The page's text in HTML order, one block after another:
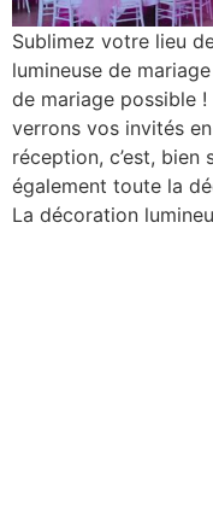
Sublimez votre lieu
lumineuse de
de mariage possible !
verrons vos invités
réception, c’est, bien
également toute la
La décoration